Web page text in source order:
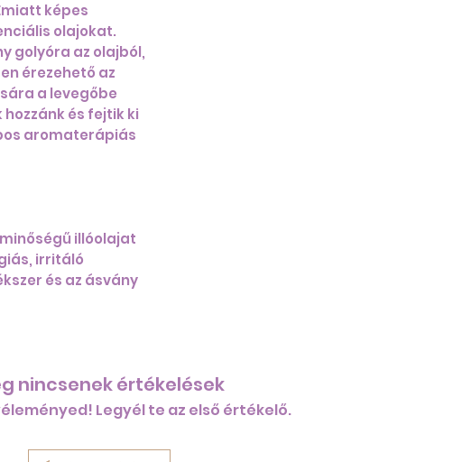
képes
olajokat.
golyóra az olajból,
érezehető az
a levegőbe
és fejtik ki
aromaterápiás
illóolajat
irritáló
és az ásvány
nincsenek értékelések
Legyél te az első értékelő.